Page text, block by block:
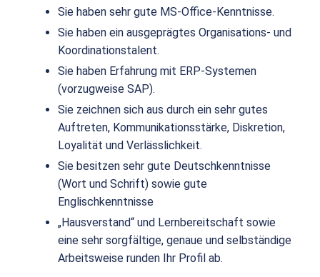
Sie haben sehr gute MS-Office-Kenntnisse.
Sie haben ein ausgeprägtes Organisations- und
Koordinationstalent.
Sie haben Erfahrung mit ERP-Systemen
(vorzugweise SAP).
Sie zeichnen sich aus durch ein sehr gutes
Auftreten, Kommunikationsstärke, Diskretion,
Loyalität und Verlässlichkeit.
Sie besitzen sehr gute Deutschkenntnisse
(Wort und Schrift) sowie gute
Englischkenntnisse
„Hausverstand“ und Lernbereitschaft sowie
eine sehr sorgfältige, genaue und selbständige
Arbeitsweise runden Ihr Profil ab.